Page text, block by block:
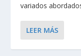
variados
LEER MÁS